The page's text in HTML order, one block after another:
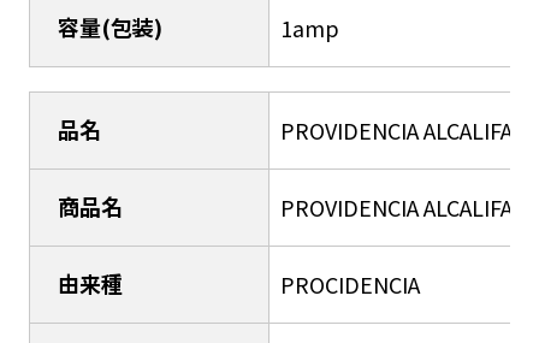
容量(包装) 1amp
品名 PROVIDENCIA
商品名 PROVIDENCIA
由来種 PROCIDENCIA